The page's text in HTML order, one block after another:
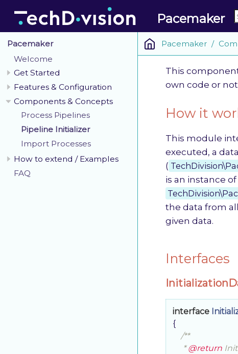
Pacemaker
Pacemaker
Welcome
Get Started
Features & Configuration
Components & Concepts
Process Pipelines
Pipeline Initializer
Import Processes
How to extend / Examples
FAQ
Pacemaker
This
own code or
How it
This module
executed, a
(
is an instance of
the data from
given data.
Interfaces
interface
{
/**
     *
@return